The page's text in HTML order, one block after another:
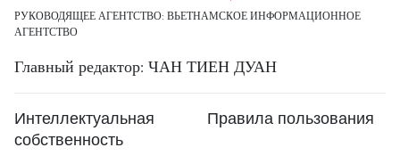
РУКОВОДЯЩЕЕ АГЕНТСТВО: ВЬЕТНАМСКОЕ ИНФОРМАЦИОННОЕ
АГЕНТСТВО
Главный редактор: ЧАН ТИЕН ДУАН
Интеллектуальная
собственность
Правила пользования